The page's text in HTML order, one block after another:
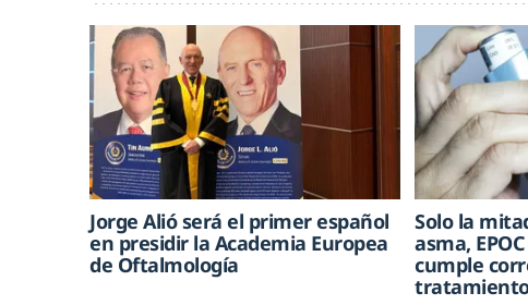
Jorge Alió será el primer español
en presidir la Academia Europea
de Oftalmología
Solo la
asma,
cumple